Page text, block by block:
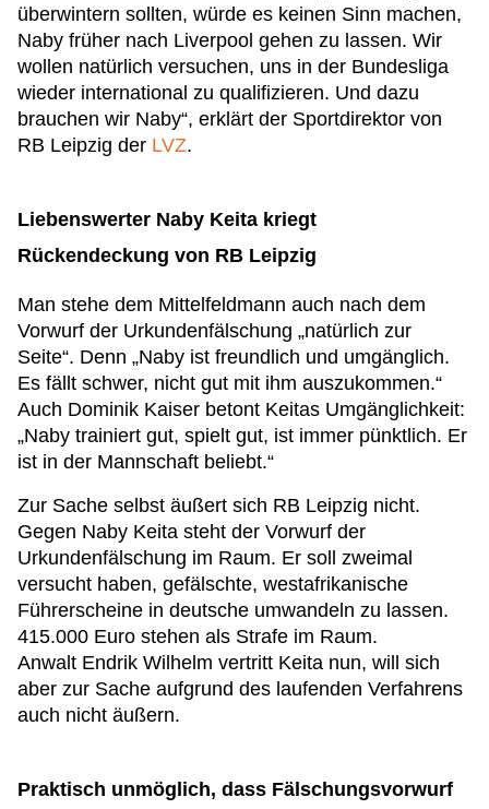
überwintern sollten, würde es keinen Sinn machen,
Naby früher nach Liverpool gehen zu lassen. Wir
wollen natürlich versuchen, uns in der Bundesliga
wieder international zu qualifizieren. Und dazu
brauchen wir Naby“, erklärt der Sportdirektor von
RB Leipzig der LVZ.
Liebenswerter Naby Keita kriegt
Rückendeckung von RB Leipzig
Man stehe dem Mittelfeldmann auch nach dem
Vorwurf der Urkundenfälschung „natürlich zur
Seite“. Denn „Naby ist freundlich und umgänglich.
Es fällt schwer, nicht gut mit ihm auszukommen.“
Auch Dominik Kaiser betont Keitas Umgänglichkeit:
„Naby trainiert gut, spielt gut, ist immer pünktlich. Er
ist in der Mannschaft beliebt.“
Zur Sache selbst äußert sich RB Leipzig nicht.
Gegen Naby Keita steht der Vorwurf der
Urkundenfälschung im Raum. Er soll zweimal
versucht haben, gefälschte, westafrikanische
Führerscheine in deutsche umwandeln zu lassen.
415.000 Euro stehen als Strafe im Raum.
Anwalt Endrik Wilhelm vertritt Keita nun, will sich
aber zur Sache aufgrund des laufenden Verfahrens
auch nicht äußern.
Praktisch unmöglich, dass Fälschungsvorwurf